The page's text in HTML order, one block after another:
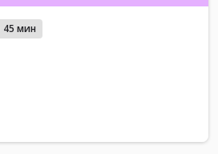
45 мин